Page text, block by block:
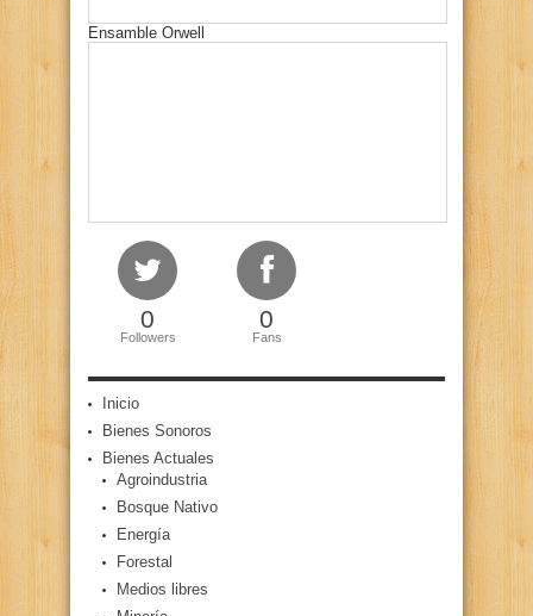
Ensamble Orwell
0
Followers
0
Fans
Inicio
Bienes Sonoros
Bienes Actuales
Agroindustria
Bosque Nativo
Energía
Forestal
Medios libres